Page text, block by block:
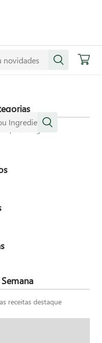
categorias
receitas destaque